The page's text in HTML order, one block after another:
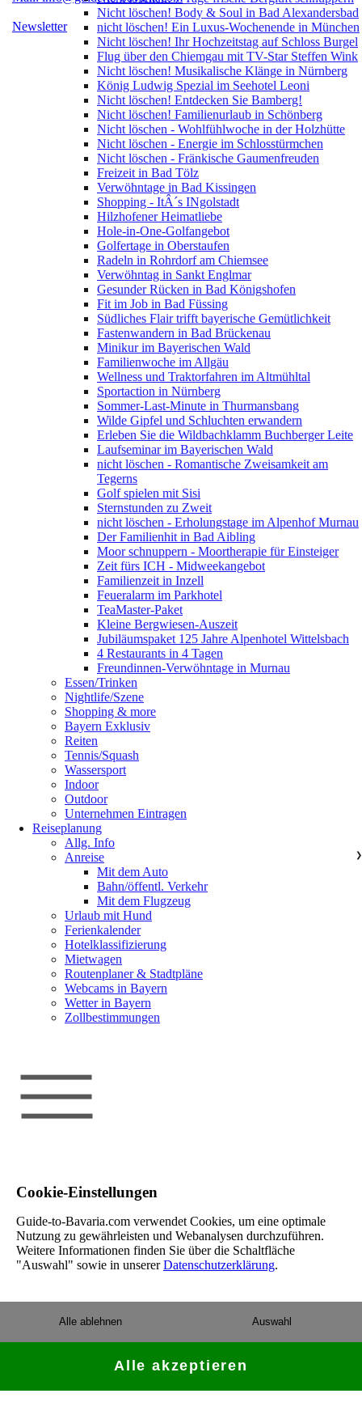
Newsletter
Nicht löschen! Body & Soul in Bad Alexandersbad
nicht löschen! Ein Luxus-Wochenende in München
Nicht löschen! Ihr Hochzeitstag auf Schloss Burgel
Flug über den Chiemgau mit TV-Star Steffen Wink
Nicht löschen! Musikalische Klänge in Nürnberg
König Ludwig Spezial im Seehotel Leoni
Nicht löschen! Entdecken Sie Bamberg!
Nicht löschen! Familienurlaub in Schönberg
Nicht löschen - Wohlfühlwoche in der Holzhütte
Nicht löschen - Energie im Schlosstürmchen
Nicht löschen - Fränkische Gaumenfreuden
Freizeit in Bad Tölz
Verwöhntage in Bad Kissingen
Shopping - ItÂ´s INgolstadt
Hilzhofener Heimatliebe
Hole-in-One-Golfangebot
Golfertage in Oberstaufen
Radeln in Rohrdorf am Chiemsee
Verwöhntag in Sankt Englmar
Gesunder Rücken in Bad Königshofen
Fit im Job in Bad Füssing
Südliches Flair trifft bayerische Gemütlichkeit
Fastenwandern in Bad Brückenau
Minikur im Bayerischen Wald
Familienwoche im Allgäu
Wellness und Traktorfahren im Altmühltal
Sportaction in Nürnberg
Sommer-Last-Minute in Thurmansbang
Wilde Gipfel und Schluchten erwandern
Erleben Sie die Wildbachklamm Buchberger Leite
Laufseminar im Bayerischen Wald
nicht löschen - Romantische Zweisamkeit am
Tegerns
Golf spielen mit Sisi
Sternstunden zu Zweit
nicht löschen - Erholungstage im Alpenhof Murnau
Der Familienhit in Bad Aibling
Moor schnuppern - Moortherapie für Einsteiger
Zeit fürs ICH - Midweekangebot
Familienzeit in Inzell
Feueralarm im Parkhotel
TeaMaster-Paket
Kleine Bergwiesen-Auszeit
Jubiläumspaket 125 Jahre Alpenhotel Wittelsbach
4 Restaurants in 4 Tagen
Freundinnen-Verwöhntage in Murnau
Essen/Trinken
Nightlife/Szene
Shopping & more
Bayern Exklusiv
Reiten
Tennis/Squash
Wassersport
Indoor
Outdoor
Unternehmen Eintragen
Reiseplanung
Allg. Info
Anreise
❯
Mit dem Auto
Bahn/öffentl. Verkehr
Mit dem Flugzeug
Urlaub mit Hund
Ferienkalender
Hotelklassifizierung
Mietwagen
Routenplaner & Stadtpläne
Webcams in Bayern
Wetter in Bayern
Zollbestimmungen
Cookie-Einstellungen
Guide-to-Bavaria.com verwendet Cookies, um eine optimale
Nutzung zu gewährleisten und Webanalysen durchzuführen.
Weitere Informationen finden Sie über die Schaltfläche
"Auswahl" sowie in unsererDatenschutzerklärung.
Auswahl
Alle ablehnen
Alle akzeptieren